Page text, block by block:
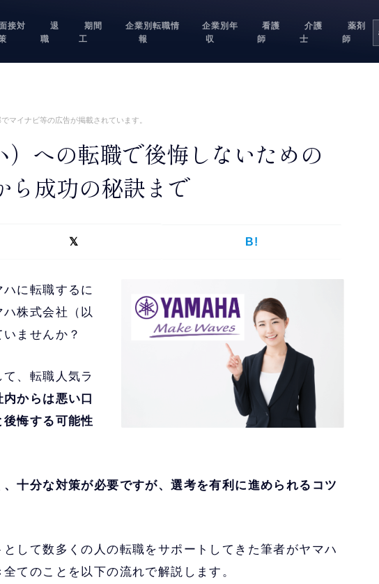
接対
退
職
期間
工
企業別転職情
報
企業別年
収
看護
師
介護
士
薬剤
師
マイナビ等の広告が掲載されています。
への転職で後悔しないための
ら成功の秘訣まで
B!
ハに転職するに
株式会社（以
ませんか？
、転職人気ラ
内からは悪い口
悔する可能性
十分な対策が必要ですが、選考を有利に進められるコツ
して数多くの人の転職をサポートしてきた筆者がヤマハ
てのことを以下の流れで解説します。